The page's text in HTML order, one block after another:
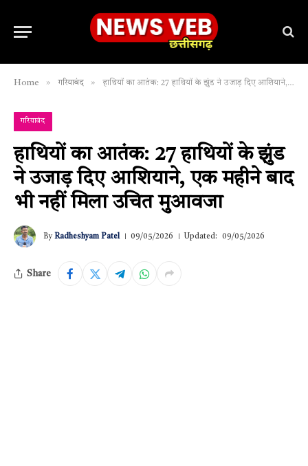
Home » गरियाबंद » हाथियों का आतंक: 27 हाथियों के झुंड ने उजाड़ दिए आशियाने, एक महीने बाद भी नहीं मिला उचित मुआवजा
गरियाबंद
हाथियों का आतंक: 27 हाथियों के झुंड
ने उजाड़ दिए आशियाने, एक महीने बाद
भी नहीं मिला उचित मुआवजा
By Radheshyam Patel 09/05/2026 Updated: 09/05/2026
Share